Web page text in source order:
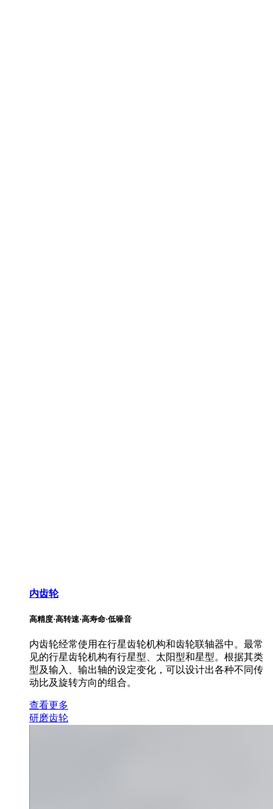
内齿轮
高精度·高转速·高寿命·低噪音
内齿轮经常使用在行星齿轮机构和齿轮联轴器中。最常
见的行星齿轮机构有行星型、太阳型和星型。根据其类
型及输入、输出轴的设定变化，可以设计出各种不同传
动比及旋转方向的组合。
查看更多
研磨齿轮